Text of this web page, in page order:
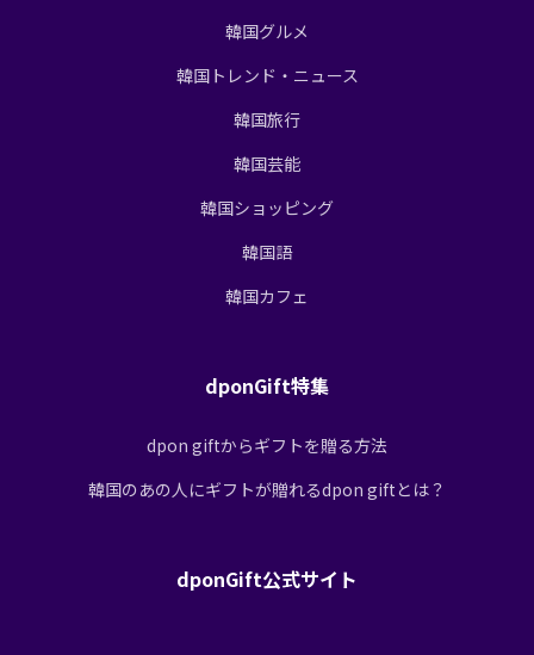
韓国グルメ
韓国トレンド・ニュース
韓国旅行
韓国芸能
韓国ショッピング
韓国語
韓国カフェ
dponGift特集
dpon giftからギフトを贈る方法
韓国のあの人にギフトが贈れるdpon giftとは？
dponGift公式サイト